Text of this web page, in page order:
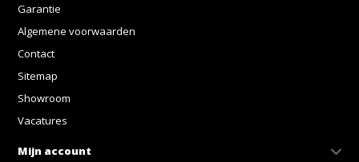
Garantie
Algemene voorwaarden
Contact
Sitemap
Showroom
Vacatures
Mijn account